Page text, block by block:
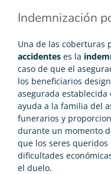
Indemnización
Una de las coberturas
accidentes es la
caso de que el
los beneficiarios
asegurada
ayuda a la familia del
funerarios y
durante un momento
que los seres
dificultades
el duelo.